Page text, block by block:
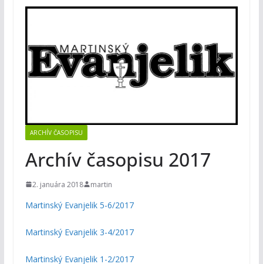
ARCHÍV ČASOPISU
Archív časopisu 2017
2. januára 2018 martin
Martinský Evanjelik 5-6/2017
Martinský Evanjelik 3-4/2017
Martinský Evanjelik 1-2/2017